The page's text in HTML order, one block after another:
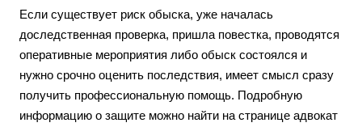
Если существует риск обыска, уже началась
доследственная проверка, пришла повестка, проводятся
оперативные мероприятия либо обыск состоялся и
нужно срочно оценить последствия, имеет смысл сразу
получить профессиональную помощь. Подробную
информацию о защите можно найти на странице адвокат